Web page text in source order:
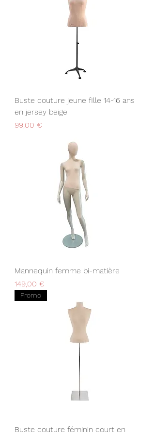
Buste couture jeune fille 14-16 ans
en jersey beige
Prix
99,00 €
Mannequin femme bi-matière
Prix
149,00 €
Promo
Buste couture féminin court en